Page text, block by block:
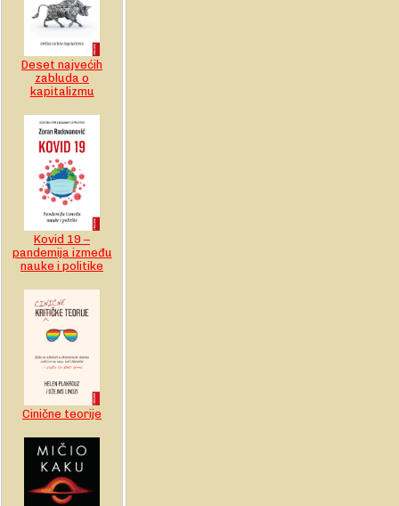
Deset najvećih
zabluda o
kapitalizmu
Kovid 19 –
pandemija između
nauke i politike
Cinične teorije